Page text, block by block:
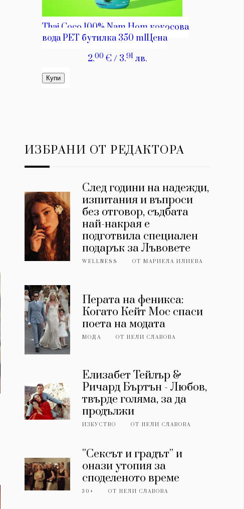
ИЗБРАНИ ОТ РЕДАКТОРА
След години на надежди,
изпитания и въпроси
без отговор, съдбата
най-накрая е
подготвила специален
подарък за Лъвовете
WELLNESS ОТМАРИЕЛА ИЛИЕВА
Перата на феникса:
Когато Кейт Мос спаси
поета на модата
МОДА ОТНЕЛИ СЛАВОВА
Елизабет Тейлър &
Ричард Бъртън - Любов,
твърде голяма, за да
продължи
ИЗКУСТВО ОТНЕЛИ СЛАВОВА
''Сексът и градът'' и
онази утопия за
споделеното време
30+ ОТНЕЛИ СЛАВОВА